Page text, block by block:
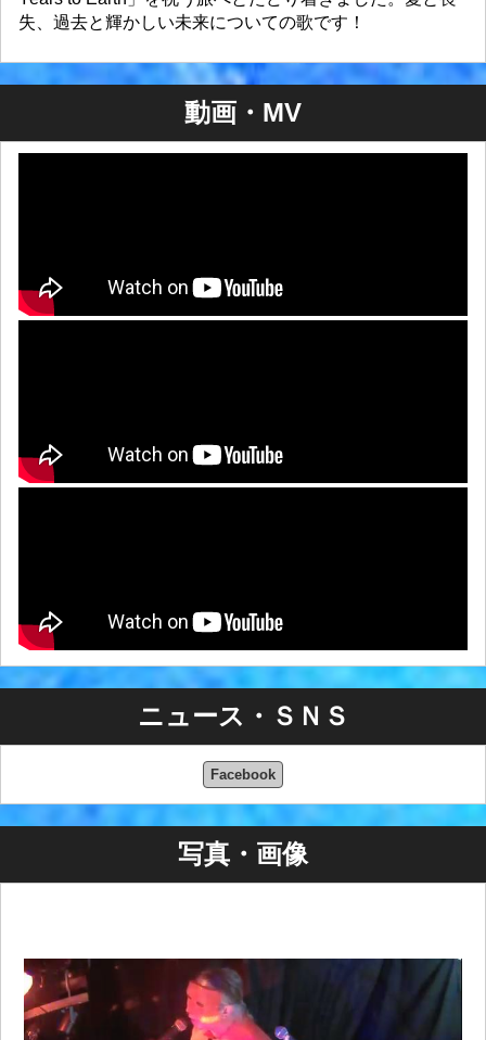
失、過去と輝かしい未来についての歌です！
動画・MV
ニュース・ＳＮＳ
Facebook
写真・画像